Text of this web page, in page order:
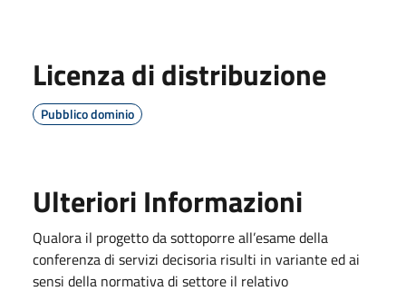
Licenza di distribuzione
Pubblico dominio
Ulteriori Informazioni
Qualora il progetto da sottoporre all’esame della
conferenza di servizi decisoria risulti in variante ed ai
sensi della normativa di settore il relativo